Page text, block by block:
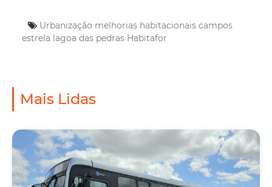
Urbanização melhorias habitacionais campos
estrela lagoa das pedras Habitafor
Mais Lidas